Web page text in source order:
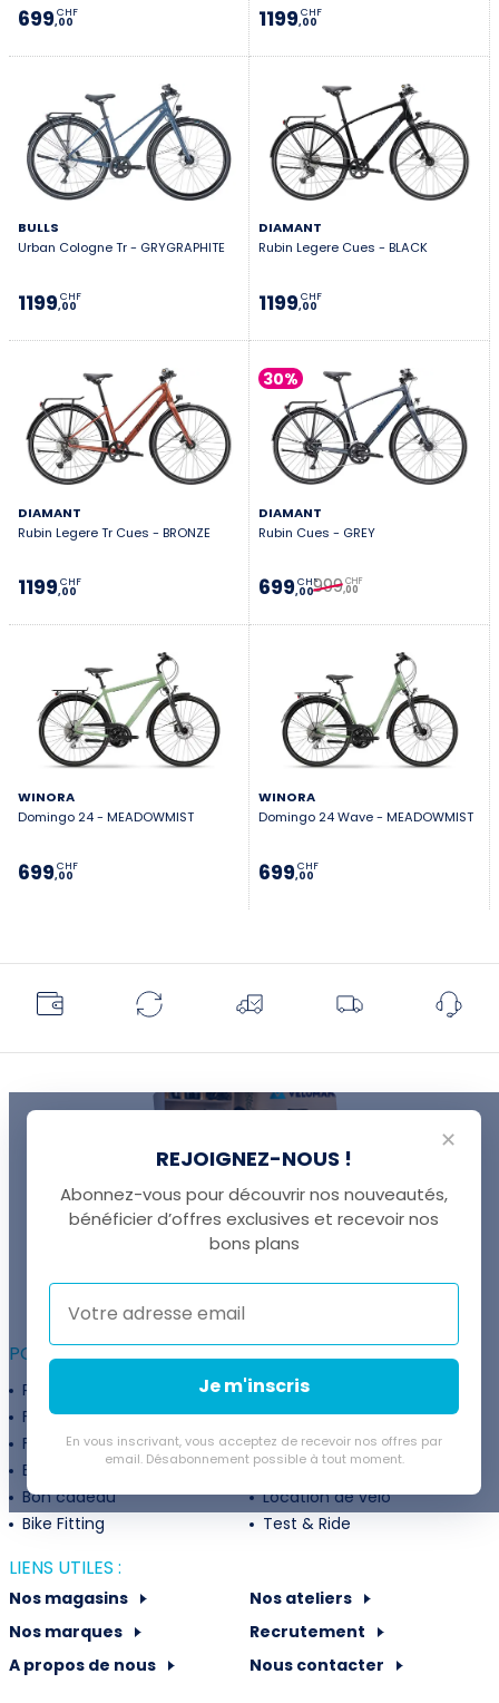
699,00
CHF 1199,00
CHF
BULLS
Urban Cologne Tr - GRYGRAPHITE
1199,00
CHF
DIAMANT
Rubin Legere Cues - BLACK
1199,00
CHF
DIAMANT
Rubin Legere Tr Cues - BRONZE
1199,00
CHF
30%
DIAMANT
Rubin Cues - GREY
699,00
CHF999,00
CHF
WINORA
Domingo 24 - MEADOWMIST
699,00
CHF
WINORA
Domingo 24 Wave - MEADOWMIST
699,00
CHF
UNE QUESTION ?
+41 22 307 02 00
POUR ALLER PLUS LOIN :
Programme fidélité
Entreprises
Financement
Services
Flexibilité de paiement
Subventions
Extension de garantie
Politique de retour
Bon cadeau
Location de vélo
Bike Fitting
Test & Ride
LIENS UTILES :
Nos magasins
Nos ateliers
Nos marques
Recrutement
A propos de nous
Nous contacter
✕
REJOIGNEZ-NOUS !
Abonnez-vous pour découvrir nos nouveautés,
bénéficier d’offres exclusives et recevoir nos
bons plans
Je m'inscris
En vous inscrivant, vous acceptez de recevoir nos offres par
email. Désabonnement possible à tout moment.